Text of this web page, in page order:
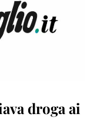
droga ai